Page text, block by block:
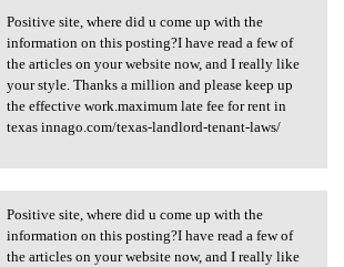
site, where did u
Positive site, where did u come up with the
information on this posting?I have read a few of
the articles on your website now, and I really like
your style. Thanks a million and please keep up
the effective work.maximum late fee for rent in
texas innago.com/texas-landlord-tenant-laws/
site, where did u
Positive site, where did u come up with the
information on this posting?I have read a few of
the articles on your website now, and I really like